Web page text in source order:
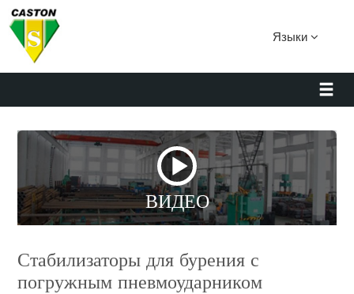
Языки
ВИДЕО
Стабилизаторы для бурения с
погружным пневмоударником